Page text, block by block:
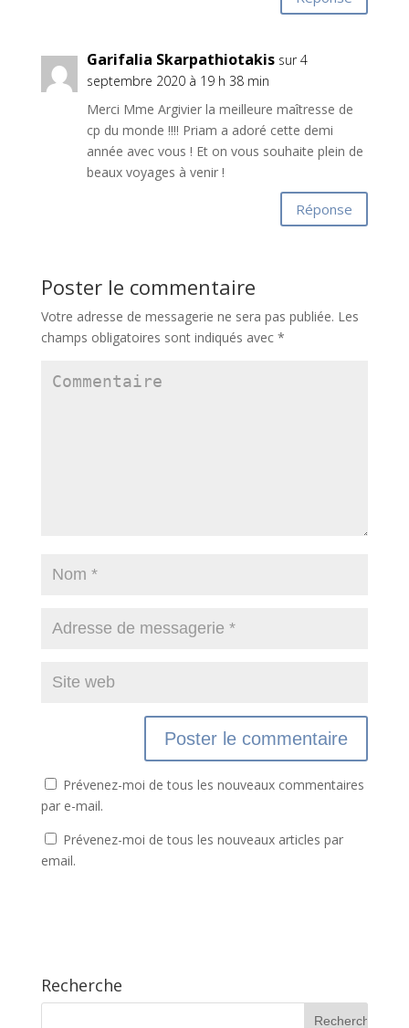
Garifalia Skarpathiotakis sur 4
septembre 2020 à 19 h 38 min
Merci Mme Argivier la meilleure maîtresse de
cp du monde !!!! Priam a adoré cette demi
année avec vous ! Et on vous souhaite plein de
beaux voyages à venir !
Réponse
Poster le commentaire
Votre adresse de messagerie ne sera pas publiée. Les
champs obligatoires sont indiqués avec *
Prévenez-moi de tous les nouveaux commentaires
par e-mail.
Prévenez-moi de tous les nouveaux articles par
email.
Recherche